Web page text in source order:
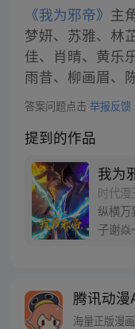
《我为邪帝》 主
梦妍、苏雅、林
佳、肖晴、黄乐
雨昔、柳画眉、
答案问题点击 举报反馈
提到的作品
我为
时代漫
纵横万
子谢焱
QQ群
腾讯动漫
海量正版漫